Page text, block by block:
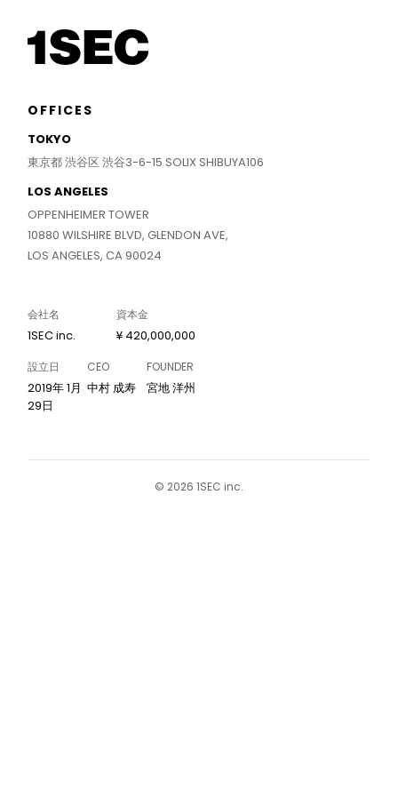
OFFICES
TOKYO
東京都 渋谷区 渋谷3-6-15 SOLIX SHIBUYA106
LOS ANGELES
OPPENHEIMER TOWER
10880 WILSHIRE BLVD, GLENDON AVE,
LOS ANGELES, CA 90024
会社名
1SEC inc.
資本金
¥ 420,000,000
設立日
2019年 1月
29日
CEO
中村 成寿
FOUNDER
宮地 洋州
©︎ 2026 1SEC inc.